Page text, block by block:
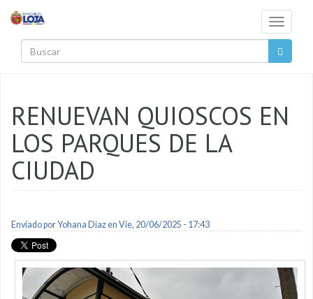
Toggle
RENUEVAN QUIOSCOS EN
LOS PARQUES DE LA
CIUDAD
Enviado porYohana Diazen Vie, 20/06/2025 - 17:43